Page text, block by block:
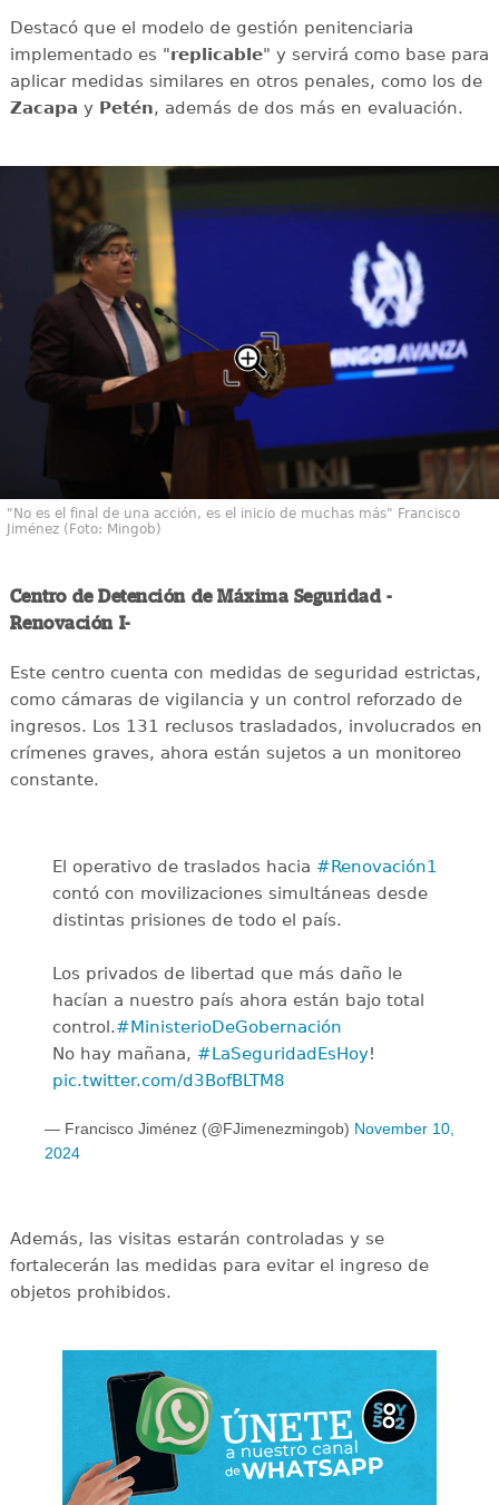
Destacó que el modelo de gestión penitenciaria
implementado es "replicable" y servirá como base para
aplicar medidas similares en otros penales, como los de
Zacapa y Petén, además de dos más en evaluación.
"No es el final de una acción, es el inicio de muchas más" Francisco
Jiménez (Foto: Mingob)
Centro de Detención de Máxima Seguridad -
Renovación I-
Este centro cuenta con medidas de seguridad estrictas,
como cámaras de vigilancia y un control reforzado de
ingresos. Los 131 reclusos trasladados, involucrados en
crímenes graves, ahora están sujetos a un monitoreo
constante.
El operativo de traslados hacia #Renovación1
contó con movilizaciones simultáneas desde
distintas prisiones de todo el país.
Los privados de libertad que más daño le
hacían a nuestro país ahora están bajo total
control.#MinisterioDeGobernación
No hay mañana, #LaSeguridadEsHoy!
pic.twitter.com/d3BofBLTM8
— Francisco Jiménez (@FJimenezmingob) November 10,
2024
Además, las visitas estarán controladas y se
fortalecerán las medidas para evitar el ingreso de
objetos prohibidos.